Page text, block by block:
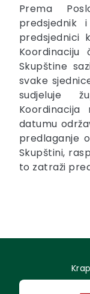
Prema
predsjednik
predsjednici
Koordinaciju
Skupštine
svake
sudjeluje
datumu
predlaganje
Skupštini,
to zatraži